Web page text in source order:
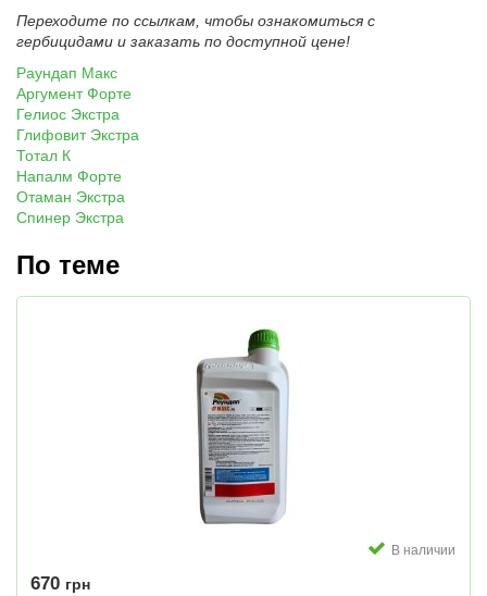
Переходите по ссылкам, чтобы ознакомиться с
гербицидами и заказать по доступной цене!
Раундап Макс
Аргумент Форте
Гелиос Экстра
Глифовит Экстра
Тотал К
Напалм Форте
Отаман Экстра
Спинер Экстра
По теме
В наличии
670 грн